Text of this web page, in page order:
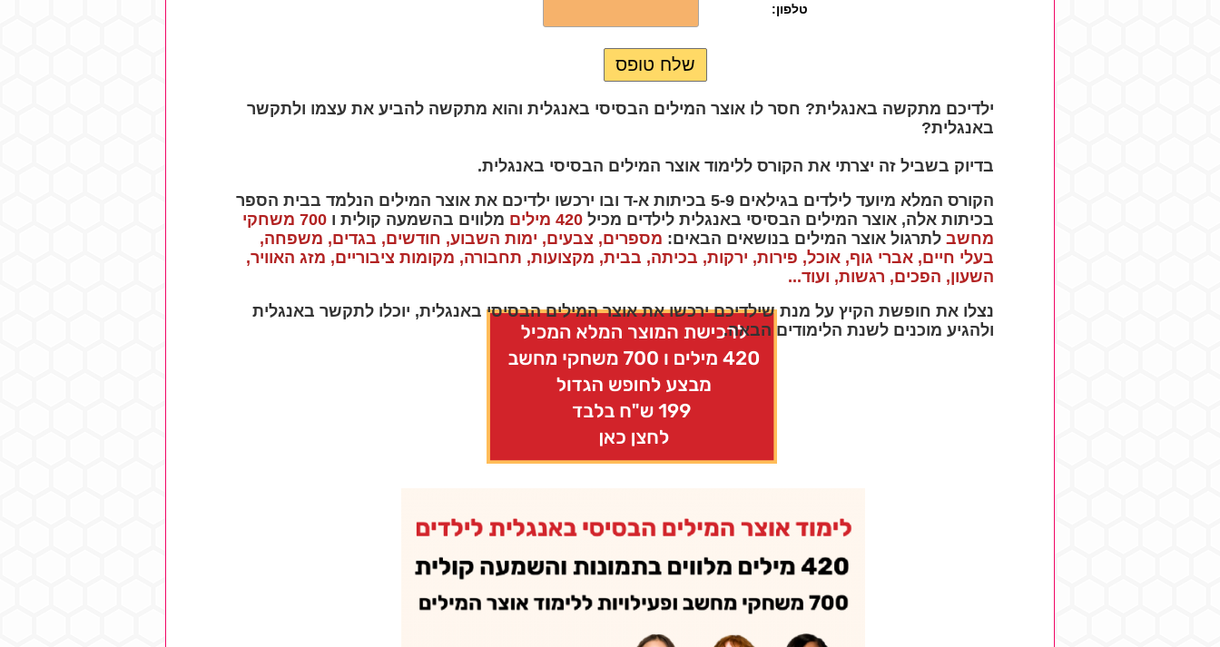
ילדיכם מתקשה באנגלית? חסר לו אוצר המילים הבסיסי באנגלית והוא מתקשה להביע את עצמו ולתקשר
באנגלית?
בדיוק בשביל זה יצרתי את הקורס ללימוד אוצר המילים הבסיסי באנגלית.
הקורס המלא מיועד לילדים בגילאים 5-9 בכיתות א-ד ובו ירכשו ילדיכם את אוצר המילים הנלמד בבית הספר
בכיתות אלה, אוצר המילים הבסיסי באנגלית לילדים מכיל 420 מילים מלווים בהשמעה קולית ו
700 משחקי
מחשב לתרגול אוצר המילים בנושאים הבאים: מספרים, צבעים, ימות השבוע, חודשים, בגדים, משפחה,
בעלי חיים, אברי גוף, אוכל, פירות, ירקות, בכיתה, בבית, מקצועות, תחבורה, מקומות ציבוריים, מזג האוויר,
השעון, הפכים, רגשות, ועוד...
נצלו את חופשת הקיץ על מנת שילדיכם ירכשו את אוצר המילים הבסיסי באנגלית, יוכלו לתקשר באנגלית
ולהגיע מוכנים לשנת הלימודים הבאה.